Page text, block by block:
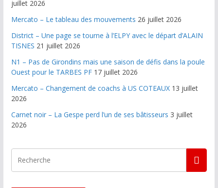
juillet 2026
Mercato – Le tableau des mouvements 26 juillet 2026
District – Une page se tourne à l’ELPY avec le départ d’ALAIN
TISNES 21 juillet 2026
N1 – Pas de Girondins mais une saison de défis dans la poule
Ouest pour le TARBES PF 17 juillet 2026
Mercato – Changement de coachs à US COTEAUX 13 juillet
2026
Carnet noir – La Gespe perd l’un de ses bâtisseurs 3 juillet
2026